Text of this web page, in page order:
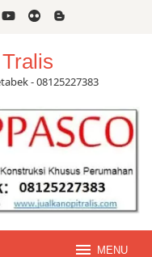
- 08125227383
MENU